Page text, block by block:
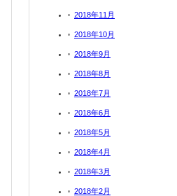
2018年11月
2018年10月
2018年9月
2018年8月
2018年7月
2018年6月
2018年5月
2018年4月
2018年3月
2018年2月